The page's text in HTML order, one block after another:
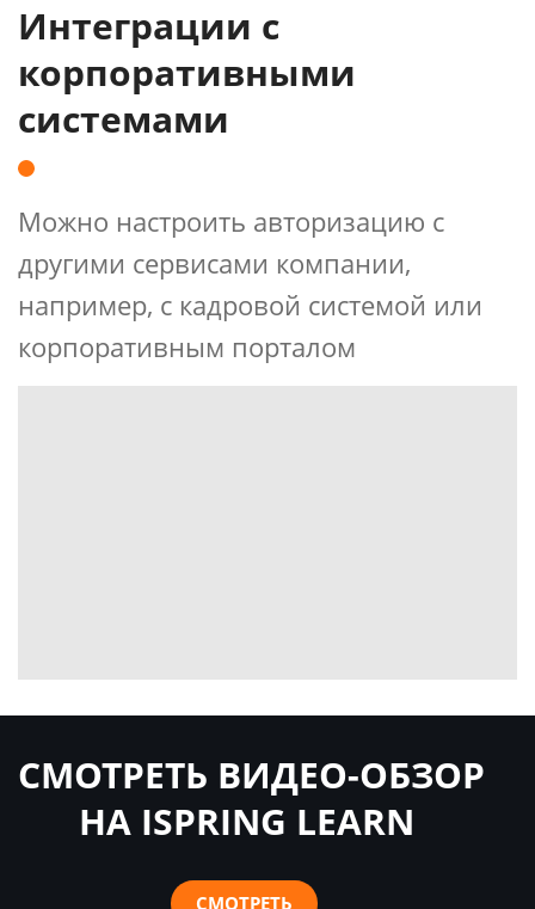
Интеграции с
корпоративными
системами
Можно настроить авторизацию с
другими сервисами компании,
например, с кадровой системой или
корпоративным порталом
СМОТРЕТЬ ВИДЕО-ОБЗОР
НА ISPRING LEARN
СМОТРЕТЬ